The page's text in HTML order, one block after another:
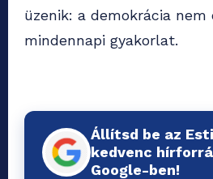
üzenik: a demokrácia
mindennapi gyakorlat.
Állítsd be az
kedvenc
Google-ben!